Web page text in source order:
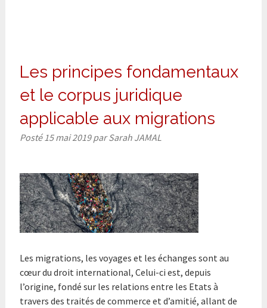
Les principes fondamentaux
et le corpus juridique
applicable aux migrations
Posté 15 mai 2019 par Sarah JAMAL
Les migrations, les voyages et les échanges sont au
cœur du droit international, Celui-ci est, depuis
l’origine, fondé sur les relations entre les Etats à
travers des traités de commerce et d’amitié, allant de